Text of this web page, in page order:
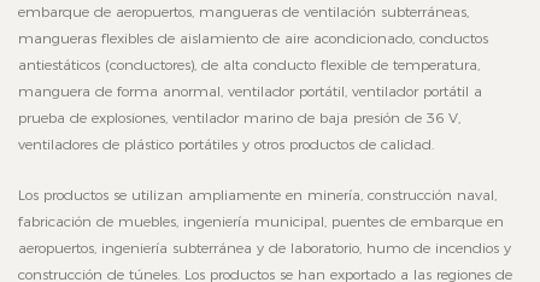
embarque de aeropuertos, mangueras de ventilación subterráneas,
mangueras flexibles de aislamiento de aire acondicionado, conductos
antiestáticos (conductores), de alta conducto flexible de temperatura,
manguera de forma anormal, ventilador portátil, ventilador portátil a
prueba de explosiones, ventilador marino de baja presión de 36 V,
ventiladores de plástico portátiles y otros productos de calidad.
Los productos se utilizan ampliamente en minería, construcción naval,
fabricación de muebles, ingeniería municipal, puentes de embarque en
aeropuertos, ingeniería subterránea y de laboratorio, humo de incendios y
construcción de túneles. Los productos se han exportado a las regiones de